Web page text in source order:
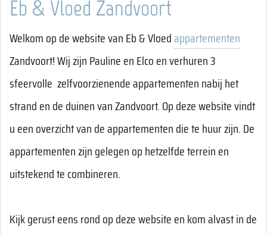
Eb & Vloed Zandvoort
Welkom op de website van Eb & Vloedappartementen
Zandvoort! Wij zijn Pauline en Elco en verhuren 3
sfeervolle zelfvoorzienende appartementen nabij het
strand en de duinen van Zandvoort. Op deze website vindt
u een overzicht van de appartementen die te huur zijn. De
appartementen zijn gelegen op hetzelfde terrein en
uitstekend te combineren.
Kijk gerust eens rond op deze website en kom alvast in de